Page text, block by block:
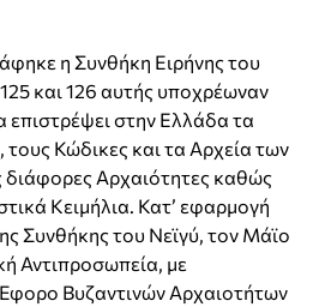
η Συνθήκη Ειρήνης του
και 126 αυτής υποχρέωναν
επιστρέψει στην Ελλάδα τα
τους Κώδικες και τα Αρχεία των
διάφορες Αρχαιότητες καθώς
Κειμήλια. Κατ’ εφαρμογή
Συνθήκης του Νεϊγύ, τον Μάϊο
Αντιπροσωπεία, με
Βυζαντινών Αρχαιοτήτων